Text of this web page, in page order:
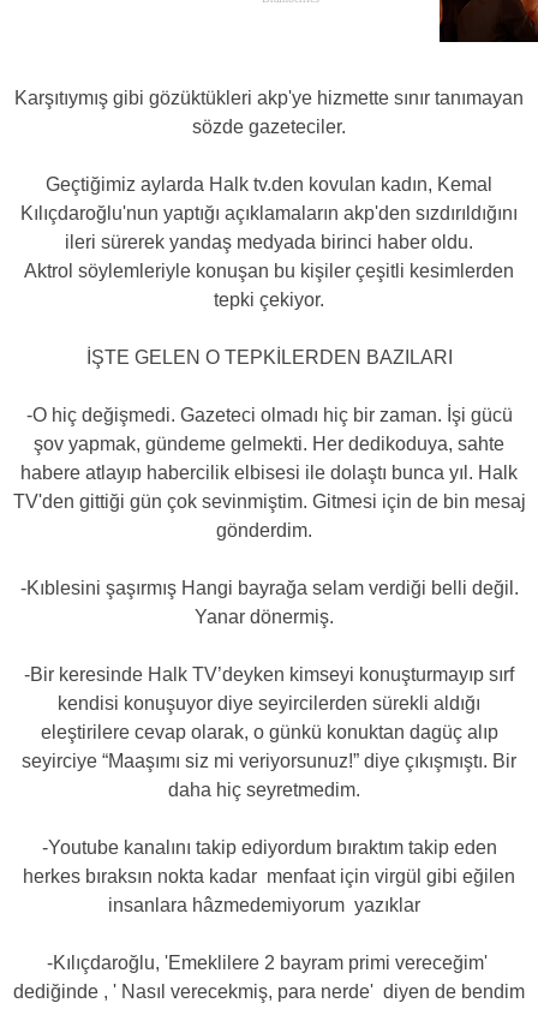
Karşıtıymış gibi gözüktükleri akp'ye hizmette sınır tanımayan
sözde gazeteciler.
Geçtiğimiz aylarda Halk tv.den kovulan kadın, Kemal
Kılıçdaroğlu'nun yaptığı açıklamaların akp'den sızdırıldığını
ileri sürerek yandaş medyada birinci haber oldu.
Aktrol söylemleriyle konuşan bu kişiler çeşitli kesimlerden
tepki çekiyor.
İŞTE GELEN O TEPKİLERDEN BAZILARI
-O hiç değişmedi. Gazeteci olmadı hiç bir zaman. İşi gücü
şov yapmak, gündeme gelmekti. Her dedikoduya, sahte
habere atlayıp habercilik elbisesi ile dolaştı bunca yıl. Halk
TV'den gittiği gün çok sevinmiştim. Gitmesi için de bin mesaj
gönderdim.
-Kıblesini şaşırmış Hangi bayrağa selam verdiği belli değil.
Yanar dönermiş.
-Bir keresinde Halk TV’deyken kimseyi konuşturmayıp sırf
kendisi konuşuyor diye seyircilerden sürekli aldığı
eleştirilere cevap olarak, o günkü konuktan dagüç alıp
seyirciye “Maaşımı siz mi veriyorsunuz!” diye çıkışmıştı. Bir
daha hiç seyretmedim.
-Youtube kanalını takip ediyordum bıraktım takip eden
herkes bıraksın nokta kadar menfaat için virgül gibi eğilen
insanlara hâzmedemiyorum yazıklar
-Kılıçdaroğlu, 'Emeklilere 2 bayram primi vereceğim'
dediğinde , ' Nasıl verecekmiş, para nerde' diyen de bendim